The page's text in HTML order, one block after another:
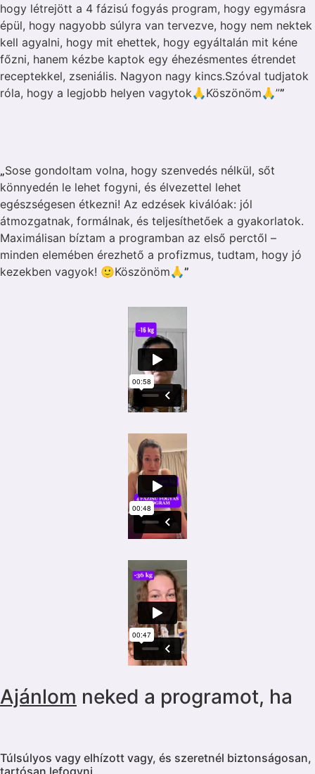
hogy létrejött a 4 fázisú fogyás program, hogy egymásra
épül, hogy nagyobb súlyra van tervezve, hogy nem nektek
kell agyalni, hogy mit ehettek, hogy egyáltalán mit kéne
főzni, hanem kézbe kaptok egy éhezésmentes étrendet
receptekkel, zseniális. Nagyon nagy kincs.Szóval tudjatok
róla, hogy a legjobb helyen vagytok🙏Köszönöm🙏””
„Sose gondoltam volna, hogy szenvedés nélkül, sőt
könnyedén le lehet fogyni, és élvezettel lehet
egészségesen étkezni! Az edzések kiválóak: jól
átmozgatnak, formálnak, és teljesíthetőek a gyakorlatok.
Maximálisan bíztam a programban az első perctől –
minden elemében érezhető a profizmus, tudtam, hogy jó
kezekben vagyok! 🙂Köszönöm🙏”
Ajánlom neked a programot, ha
Túlsúlyos vagy elhízott vagy, és szeretnél biztonságosan,